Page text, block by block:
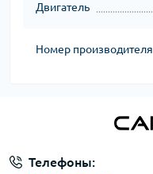
Двигатель
Номер производителя
Телефоны: